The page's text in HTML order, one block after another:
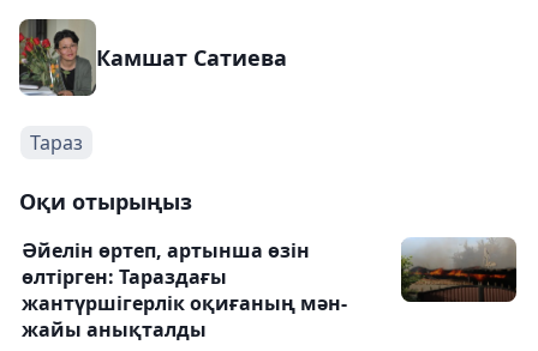
Камшат Сатиева
Тараз
Оқи отырыңыз
Әйелін өртеп, артынша өзін
өлтірген: Тараздағы
жантүршігерлік оқиғаның мән-
жайы анықталды